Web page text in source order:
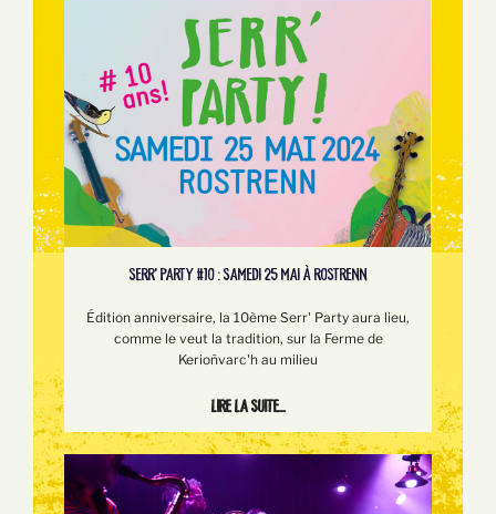
SERR’ PARTY #10 : SAMEDI 25 MAI À ROSTRENN
Édition anniversaire, la 10ème Serr' Party aura lieu,
comme le veut la tradition, sur la Ferme de
Kerioñvarc'h au milieu
Lire la suite...